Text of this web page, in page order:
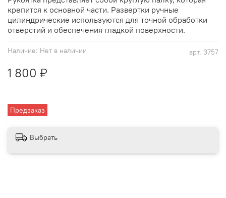
арт. 3757
Наличие: Нет в наличии
Предзаказ
1 800 ₽
крепится к основной части. Развертки ручные
цилиндрические используются для точной обработки
отверстий и обеспечения гладкой поверхности.
Выбрать